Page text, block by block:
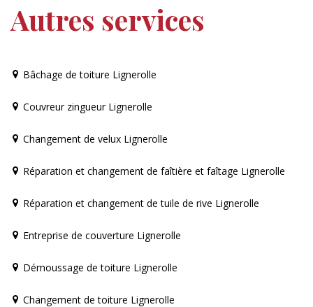
Autres services
Bâchage de toiture Lignerolle
Couvreur zingueur Lignerolle
Changement de velux Lignerolle
Réparation et changement de faîtière et faîtage Lignerolle
Réparation et changement de tuile de rive Lignerolle
Entreprise de couverture Lignerolle
Démoussage de toiture Lignerolle
Changement de toiture Lignerolle